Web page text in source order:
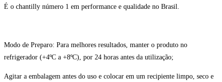
É o chantilly número 1 em performance e qualidade no Brasil.
Modo de Preparo: Para melhores resultados, manter o produto no
refrigerador (+4ºC a +8ºC), por 24 horas antes da utilização;
Agitar a embalagem antes do uso e colocar em um recipiente limpo, seco e